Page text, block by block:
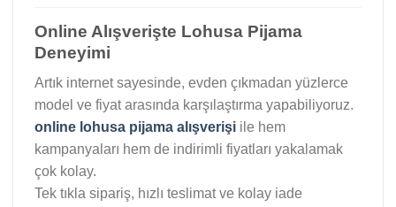
Online Alışverişte Lohusa Pijama
Deneyimi
Artık internet sayesinde, evden çıkmadan yüzlerce
model ve fiyat arasında karşılaştırma yapabiliyoruz.
online lohusa pijama alışverişi ile hem
kampanyaları hem de indirimli fiyatları yakalamak
çok kolay.
Tek tıkla sipariş, hızlı teslimat ve kolay iade